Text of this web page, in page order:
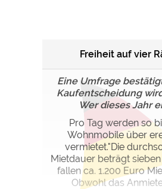
Freiheit auf vier
Eine Umfrage
Kaufentscheidung
Wer dieses Jahr
Pro Tag werden so
Wohnmobile über
vermietet."Die
Mietdauer beträgt
fallen ca. 1.200 Euro
Obwohl das